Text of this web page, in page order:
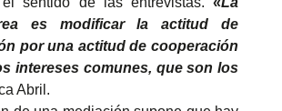
es modificar la actitud de
por una actitud de cooperación
intereses comunes, que son los
Abril.